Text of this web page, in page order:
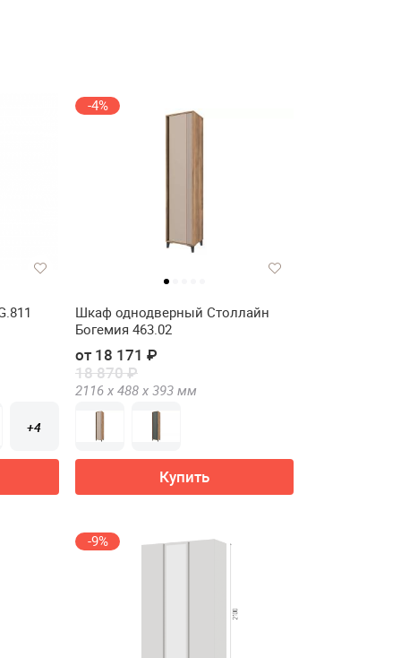
+4
-4%
Шкаф однодверный Столлайн
Богемия 463.02
от 18 171 ₽
18 870 ₽
2116 х 488 х 393 мм
Купить
-9%